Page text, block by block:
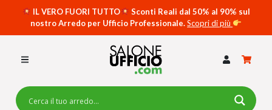
IL VERO FUORI TUTTO
Sconti Reali dal 50% al 90% sul
nostro Arredo per Ufficio Professionale.Scopri di più
SCRIVANIE SPECIAL DESK